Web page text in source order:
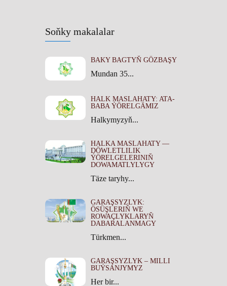
Soňky makalalar
BAKY BAGTYŇ GÖZBAŞY
Mundan 35...
HALK MASLAHATY: ATA-
BABA ÝÖRELGÄMIZ
Halkymyzyň...
HALKA MASLAHATY —
DÖWLETLILIK
ÝÖRELGELERINIŇ
DOWAMATLYLYGY
Täze taryhy...
GARAŞSYZLYK:
ÖSÜŞLERIŇ WE
ROWAÇLYKLARYŇ
DABARALANMAGY
Türkmen...
GARAŞSYZLYK – MILLI
BUÝSANJYMYZ
Her bir...